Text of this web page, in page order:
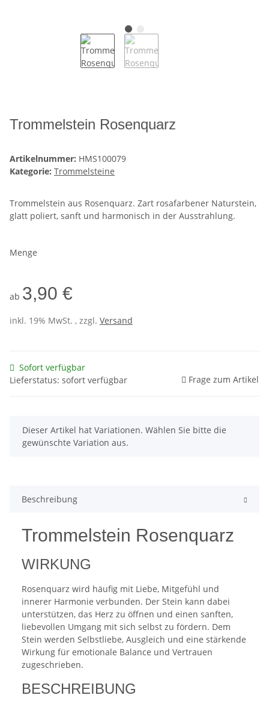
Trommelstein Rosenquarz
Artikelnummer: HMS100079
Kategorie: Trommelsteine
Trommelstein aus Rosenquarz. Zart rosafarbener Naturstein,
glatt poliert, sanft und harmonisch in der Ausstrahlung.
Menge
ab 3,90 €
inkl. 19% MwSt. , zzgl. Versand
Sofort verfügbar
Lieferstatus: sofort verfügbar
Frage zum Artikel
x
Dieser Artikel hat Variationen. Wählen Sie bitte die
gewünschte Variation aus.
Beschreibung
Trommelstein Rosenquarz
WIRKUNG
Rosenquarz wird häufig mit Liebe, Mitgefühl und
innerer Harmonie verbunden. Der Stein kann dabei
unterstützen, das Herz zu öffnen und einen sanften,
liebevollen Umgang mit sich selbst zu fördern. Dem
Stein werden Selbstliebe, Ausgleich und eine stärkende
Wirkung für emotionale Balance und Vertrauen
zugeschrieben.
BESCHREIBUNG